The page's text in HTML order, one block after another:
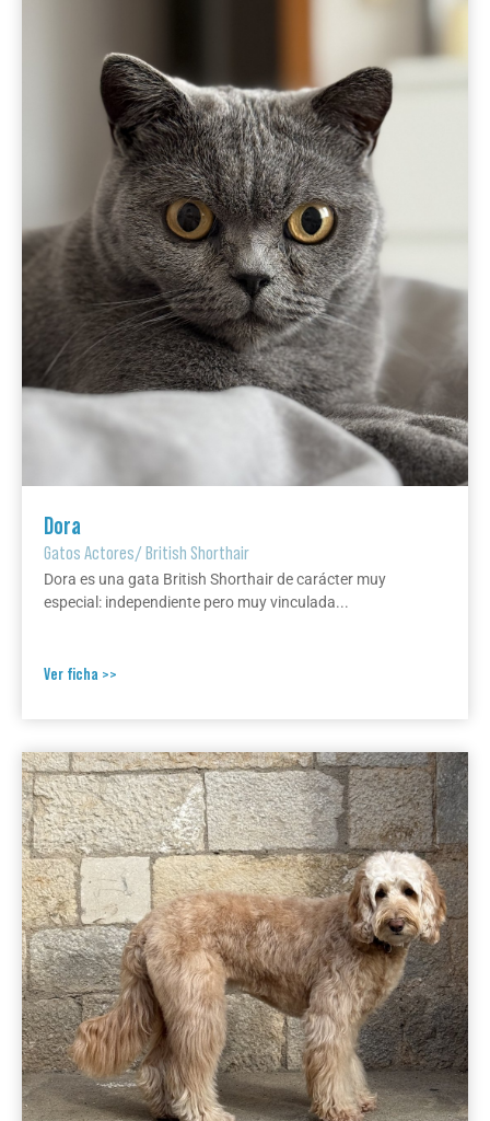
Dora
Gatos Actores/British Shorthair
Dora es una gata British Shorthair de carácter muy
especial: independiente pero muy vinculada...
Ver ficha >>